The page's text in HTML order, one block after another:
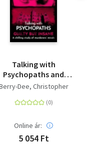
Talking with
Psychopaths and
Savages: Guilty but
Dee, Christopher
Online ár:
5 054 Ft